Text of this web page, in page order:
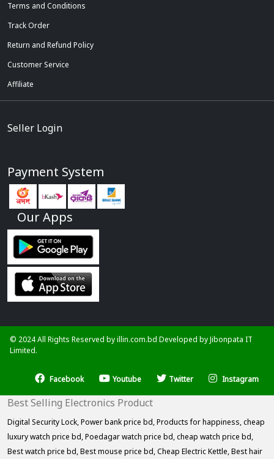
Terms and Conditions
Track Order
Return and Refund Policy
Customer Service
Affiliate
Seller Login
Payment System
Our Apps
© 2024 All Rights Reserved by illin.com.bd Developed byJibonpata IT
Limited.
Facebook Youtube Twitter Instagram
Best Selling Electronics Product
Digital Security Lock,Power bank price bd,Products for happiness,cheap
luxury watch price bd,Poedagar watch price bd,cheap watch price bd,
Best watch price bd,Best mouse price bd,Cheap Electric Kettle,Best hair